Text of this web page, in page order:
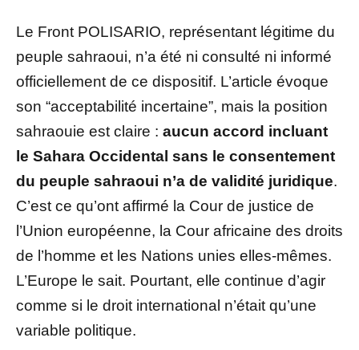
Le Front POLISARIO, représentant légitime du
peuple sahraoui, n’a été ni consulté ni informé
officiellement de ce dispositif. L’article évoque
son “acceptabilité incertaine”, mais la position
sahraouie est claire : aucun accord incluant
le Sahara Occidental sans le consentement
du peuple sahraoui n’a de validité juridique.
C’est ce qu’ont affirmé la Cour de justice de
l’Union européenne, la Cour africaine des droits
de l’homme et les Nations unies elles-mêmes.
L’Europe le sait. Pourtant, elle continue d’agir
comme si le droit international n’était qu’une
variable politique.